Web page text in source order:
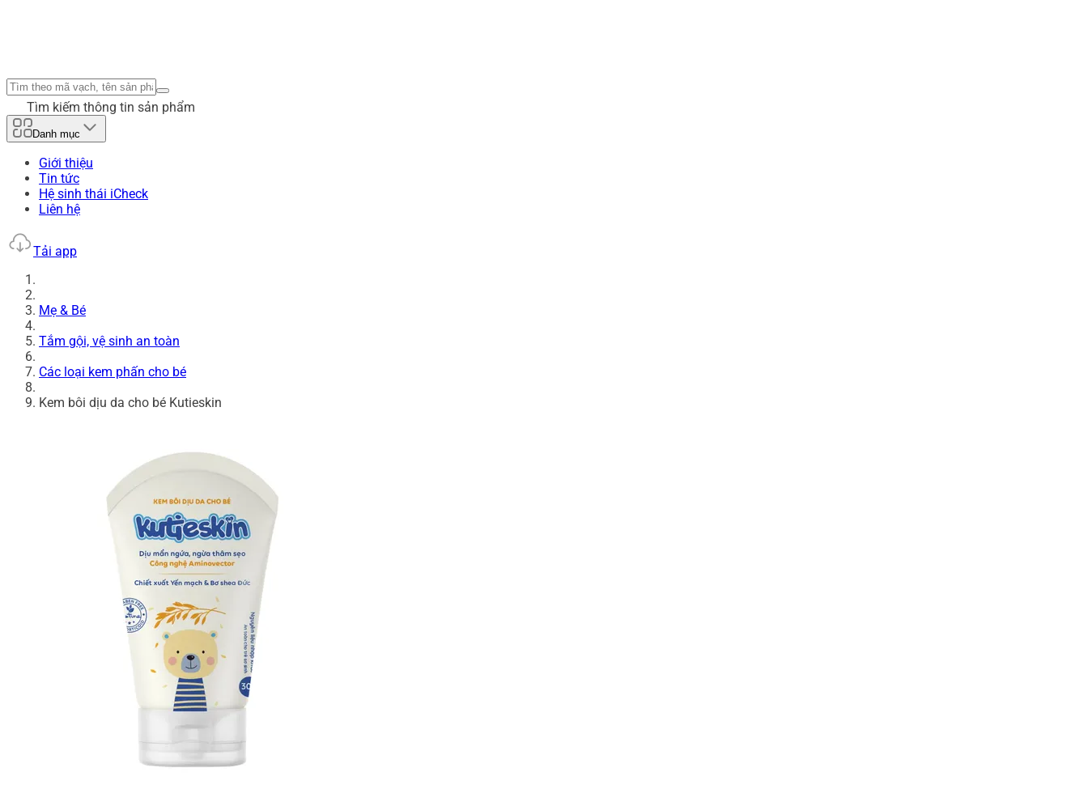
Tìm kiếm thông tin sản phẩm
Danh mục
Giới thiệu
Tin tức
Hệ sinh thái iCheck
Liên hệ
Tải app
Mẹ & Bé
Tắm gội, vệ sinh an toàn
Các loại kem phấn cho bé
Kem bôi dịu da cho bé Kutieskin